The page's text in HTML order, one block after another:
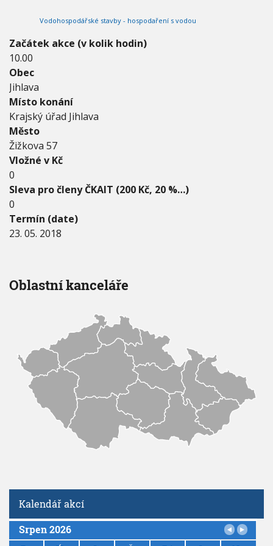
E
8
-
2
3
.
0
5
.
2
0
1
8
Vodohospodářské stavby - hospodaření s vodou
Začátek akce (v kolik hodin)
10.00
Obec
Jihlava
Místo konání
Krajský úřad Jihlava
Město
Žižkova 57
Vložné v Kč
0
Sleva pro členy ČKAIT (200 Kč, 20 %…)
0
Termín (date)
23. 05. 2018
Oblastní kanceláře
Kalendář akcí
P
Srpen 2026